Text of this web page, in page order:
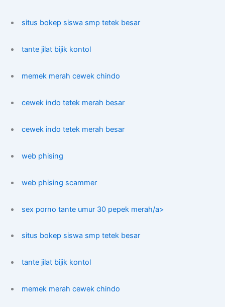
situs bokep siswa smp tetek besar
tante jilat bijik kontol
memek merah cewek chindo
cewek indo tetek merah besar
cewek indo tetek merah besar
web phising
web phising scammer
sex porno tante umur 30 pepek merah/a>
situs bokep siswa smp tetek besar
tante jilat bijik kontol
memek merah cewek chindo